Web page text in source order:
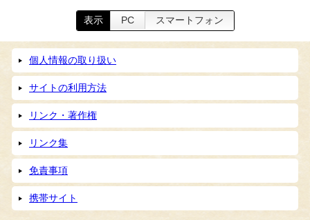
表示 PC スマートフォン
個人情報の取り扱い
サイトの利用方法
リンク・著作権
リンク集
免責事項
携帯サイト